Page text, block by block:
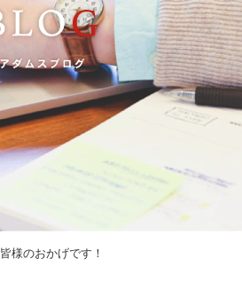
皆様のおかげです！